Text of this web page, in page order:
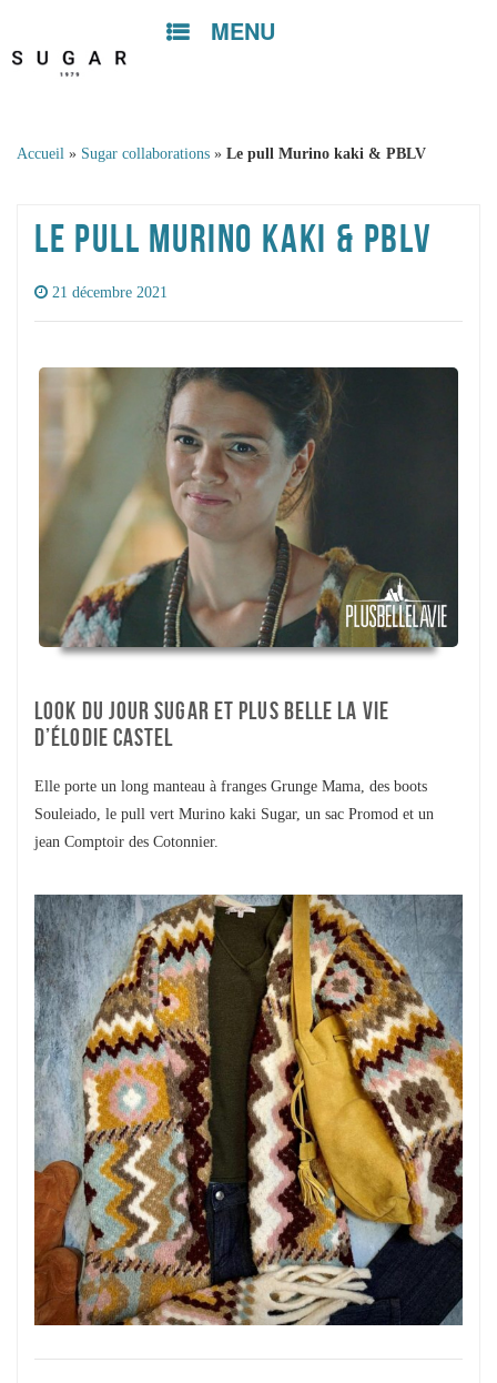
MENU
Skip to
Accueil » Sugar collaborations » Le pull Murino kaki & PBLV
LE PULL MURINO KAKI & PBLV
21 décembre 2021
LOOK DU JOUR SUGAR ET PLUS BELLE LA VIE
D’ÉLODIE CASTEL
Elle porte un long manteau à franges Grunge Mama, des boots
Souleiado, le pull vert Murino kaki Sugar, un sac Promod et un
jean Comptoir des Cotonnier.